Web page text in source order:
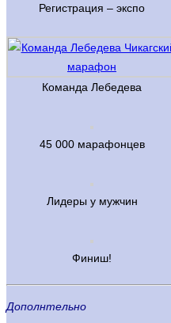
Регистрация – экспо
Команда Лебедева
45 000 марафонцев
Лидеры у мужчин
Финиш!
Дополнтельно